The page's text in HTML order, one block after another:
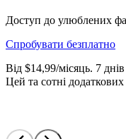
Доступ до улюблених
Спробувати безплатно
Від $14,99/місяць. 7
Цей та сотні